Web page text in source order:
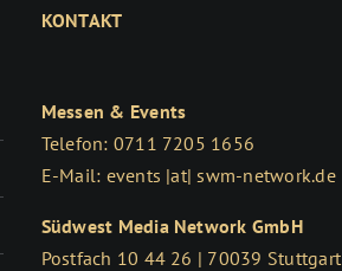
KONTAKT
Messen & Events
Telefon: 0711 7205 1656
E-Mail: events |at| swm-network.de
Südwest Media Network GmbH
Postfach 10 44 26 | 70039 Stuttgart